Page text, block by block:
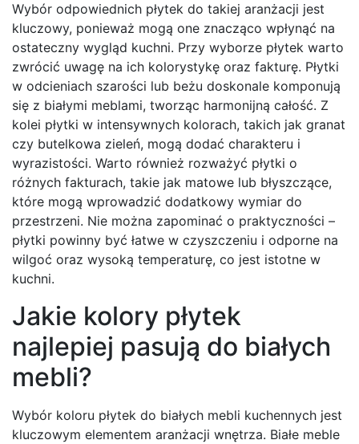
Wybór odpowiednich płytek do takiej aranżacji jest
kluczowy, ponieważ mogą one znacząco wpłynąć na
ostateczny wygląd kuchni. Przy wyborze płytek warto
zwrócić uwagę na ich kolorystykę oraz fakturę. Płytki
w odcieniach szarości lub beżu doskonale komponują
się z białymi meblami, tworząc harmonijną całość. Z
kolei płytki w intensywnych kolorach, takich jak granat
czy butelkowa zieleń, mogą dodać charakteru i
wyrazistości. Warto również rozważyć płytki o
różnych fakturach, takie jak matowe lub błyszczące,
które mogą wprowadzić dodatkowy wymiar do
przestrzeni. Nie można zapominać o praktyczności –
płytki powinny być łatwe w czyszczeniu i odporne na
wilgoć oraz wysoką temperaturę, co jest istotne w
kuchni.
Jakie kolory płytek
najlepiej pasują do białych
mebli?
Wybór koloru płytek do białych mebli kuchennych jest
kluczowym elementem aranżacji wnętrza. Białe meble